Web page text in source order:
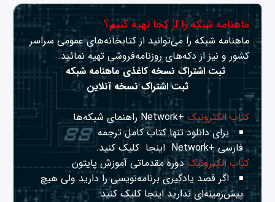
ماهنامه شبکه را از کجا تهیه کنیم؟
ماهنامه شبکه را می‌توانید از کتابخانه‌های عمومی سراسر
کشور و نیز از دکه‌های روزنامه‌فروشی تهیه نمائید.
ثبت اشتراک نسخه کاغذی ماهنامه شبکه
ثبت اشتراک نسخه آنلاین
کتاب الکترونیک+Network راهنمای شبکه‌ها
برای دانلود تنها کتاب کامل ترجمه
فارسی +Network
اینجا کلیک کنید.
کتاب الکترونیکدوره مقدماتی آموزش پایتون
اگر قصد یادگیری برنامه‌نویسی را دارید ولی هیچ
پیش‌زمینه‌ای نداریداینجا کلیک کنید.